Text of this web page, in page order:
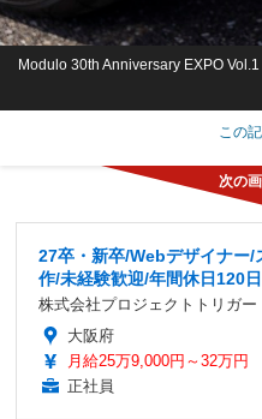
Modulo 30th Anniversary EXPO Vol.1
この
27卒・新卒/Webデザイナー/
作/未経験歓迎/年間休日120
株式会社プロジェクトトリガー
大阪府
月給25万9,000円～32万円
正社員